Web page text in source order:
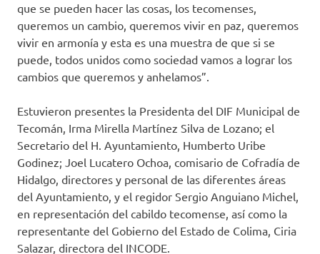
que se pueden hacer las cosas, los tecomenses,
queremos un cambio, queremos vivir en paz, queremos
vivir en armonía y esta es una muestra de que si se
puede, todos unidos como sociedad vamos a lograr los
cambios que queremos y anhelamos”.
Estuvieron presentes la Presidenta del DIF Municipal de
Tecomán, Irma Mirella Martínez Silva de Lozano; el
Secretario del H. Ayuntamiento, Humberto Uribe
Godinez; Joel Lucatero Ochoa, comisario de Cofradía de
Hidalgo, directores y personal de las diferentes áreas
del Ayuntamiento, y el regidor Sergio Anguiano Michel,
en representación del cabildo tecomense, así como la
representante del Gobierno del Estado de Colima, Ciria
Salazar, directora del INCODE.